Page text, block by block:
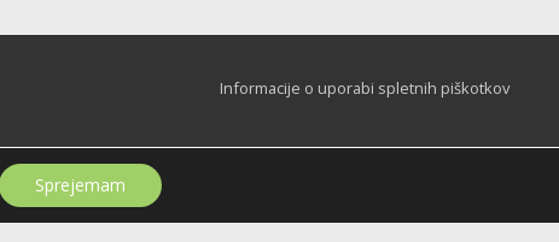
Informacije o uporabi spletnih piškotkov
Sprejemam